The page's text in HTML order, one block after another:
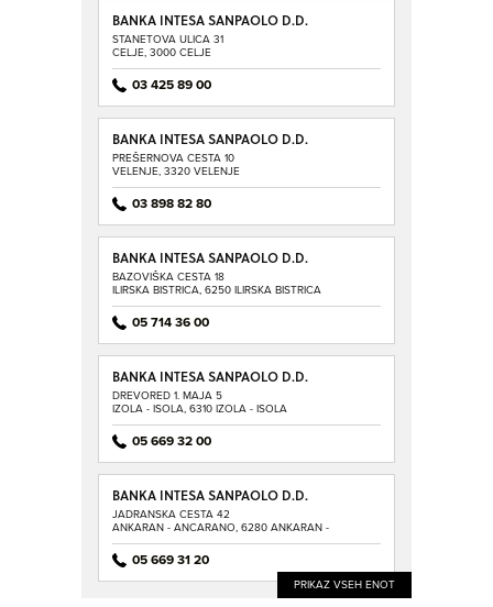
BANKA INTESA SANPAOLO D.D.
POSLOVNA ENOTA CELJE,
POSLOVALNICA CELJE
STANETOVA ULICA 31
CELJE, 3000 CELJE
03 425 89 00
BANKA INTESA SANPAOLO D.D.
POSLOVNA ENOTA CELJE,
POSLOVALNICA VELENJE
PREŠERNOVA CESTA 10
VELENJE, 3320 VELENJE
03 898 82 80
BANKA INTESA SANPAOLO D.D.
POSLOVNA ENOTA ILIRSKA BISTRICA,
POSLOVALNICA ILIRSKA BISTRICA
BAZOVIŠKA CESTA 18
ILIRSKA BISTRICA, 6250 ILIRSKA BISTRICA
05 714 36 00
BANKA INTESA SANPAOLO D.D.
POSLOVNA ENOTA IZOLA,
POSLOVALNICA IZOLA
DREVORED 1. MAJA 5
IZOLA - ISOLA, 6310 IZOLA - ISOLA
05 669 32 00
BANKA INTESA SANPAOLO D.D.
POSLOVNA ENOTA KOPER,
POSLOVALNICA ANKARAN
JADRANSKA CESTA 42
ANKARAN - ANCARANO, 6280 ANKARAN -
ANCARANO
05 669 31 20
PRIKAZ VSEH ENOT